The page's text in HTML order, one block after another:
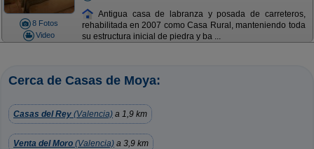
8 Fotos
Video
Antigua casa de labranza y posada de carreteros,
rehabilitada en 2007 como Casa Rural, manteniendo toda
su estructura inicial de piedra y ba ...
Cerca de Casas de Moya:
Casas del Rey (Valencia) a 1,9 km
Venta del Moro (Valencia) a 3,9 km